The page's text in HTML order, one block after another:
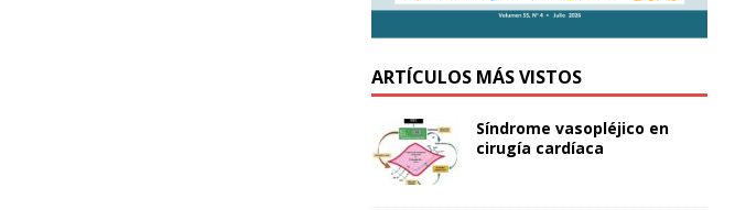
ARTÍCULOS MÁS VISTOS
Síndrome vasopléjico en
cirugía cardíaca